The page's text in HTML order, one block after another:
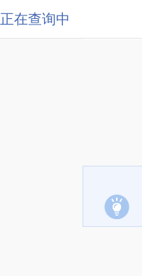
正在查询中